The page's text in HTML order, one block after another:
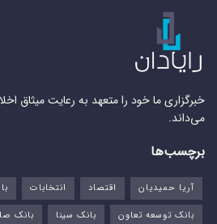
خبرگزاری ما خود را متعهد به رعایت میثاق
می‌داند.
برچسب‌ها
آریا حمیدیان اقتصاد انتخابات
بانک توسعه تعاون
بانک سینا بانک